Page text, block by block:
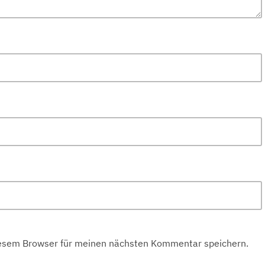
Browser für meinen nächsten Kommentar speichern.